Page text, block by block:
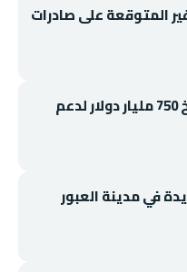
المتوقعة على صادرات
جيه بي مورجان تضخ 750 مليار دولار لدعم
في مدينة العبور